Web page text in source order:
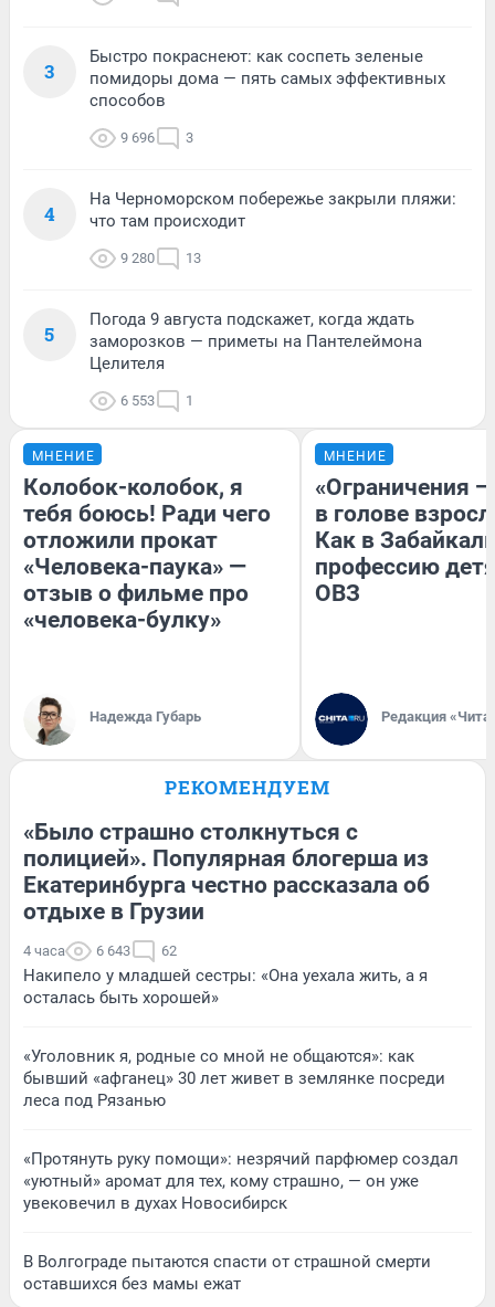
3
Быстро покраснеют: как соспеть зеленые
помидоры дома — пять самых эффективных
способов
9 696 3
4
На Черноморском побережье закрыли пляжи:
что там происходит
9 280 13
5
Погода 9 августа подскажет, когда ждать
заморозков — приметы на Пантелеймона
Целителя
6 553 1
МНЕНИЕ
Колобок-колобок, я
тебя боюсь! Ради чего
отложили прокат
«Человека-паука» —
отзыв о фильме про
«человека-булку»
Надежда Губарь
МНЕНИЕ
«Ограничения
в голове
Как в
профессию
ОВЗ
Редакция
РЕКОМЕНДУЕМ
«Было страшно столкнуться с
полицией». Популярная блогерша из
Екатеринбурга честно рассказала об
отдыхе в Грузии
4 часа 6 643 62
Накипело у младшей сестры: «Она уехала жить, а я
осталась быть хорошей»
«Уголовник я, родные со мной не общаются»: как
бывший «афганец» 30 лет живет в землянке посреди
леса под Рязанью
«Протянуть руку помощи»: незрячий парфюмер создал
«уютный» аромат для тех, кому страшно, — он уже
увековечил в духах Новосибирск
В Волгограде пытаются спасти от страшной смерти
оставшихся без мамы ежат